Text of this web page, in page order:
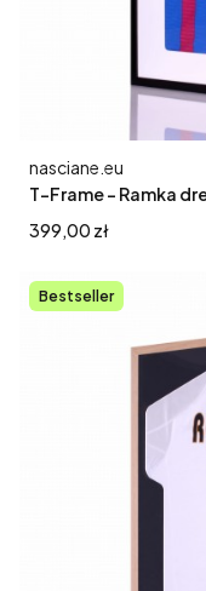
T-Frame - Ramka
Producent
nasciane.eu
Cena
399,00 zł
Bestseller